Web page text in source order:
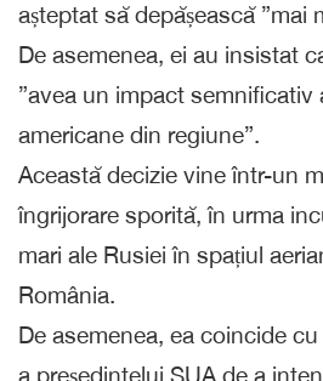
așteptat să depășească ”mai
De asemenea, ei au insistat
”avea un impact semnificativ
americane din regiune”.
Această decizie vine într-un
îngrijorare sporită, în urma
mari ale Rusiei în spațiul
România.
De asemenea, ea coincide
a președintelui SUA de a